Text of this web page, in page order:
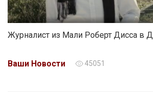
Журналист из Мали Роберт Дисса в
Ваши Новости 45051